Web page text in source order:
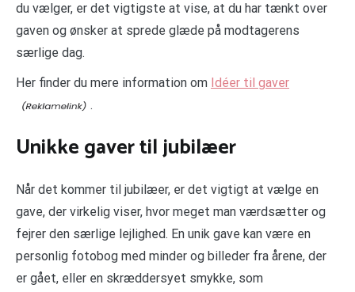
du vælger, er det vigtigste at vise, at du har tænkt over
gaven og ønsker at sprede glæde på modtagerens
særlige dag.
Her finder du mere information om Idéer til gaver
.
Unikke gaver til jubilæer
Når det kommer til jubilæer, er det vigtigt at vælge en
gave, der virkelig viser, hvor meget man værdsætter og
fejrer den særlige lejlighed. En unik gave kan være en
personlig fotobog med minder og billeder fra årene, der
er gået, eller en skræddersyet smykke, som